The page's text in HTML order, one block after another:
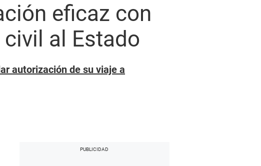
eficaz con
al Estado
autorización de su viaje a